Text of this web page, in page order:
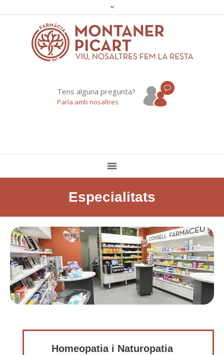
Tens alguna pregunta?
Parla amb nosaltres
Especialitats
Homeopatia i Naturopatia